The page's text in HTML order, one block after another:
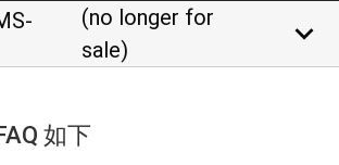
(no longer for
sale)
keyboard_arrow_down
如下